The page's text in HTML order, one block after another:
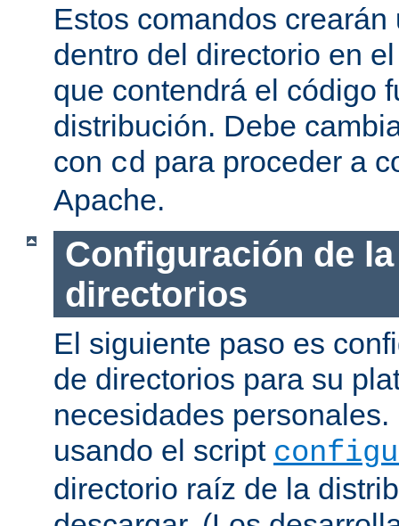
Estos comandos
dentro del directorio en
que contendrá el código
distribución. Debe
con cd para proceder a
Apache.
Configuración de
directorios
El siguiente paso es
de directorios para su
necesidades
usando el script
directorio raíz de la